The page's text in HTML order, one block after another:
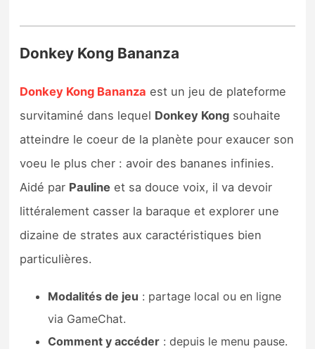
Donkey Kong Bananza
Donkey Kong Bananza est un jeu de plateforme
survitaminé dans lequel Donkey Kong souhaite
atteindre le coeur de la planète pour exaucer son
voeu le plus cher : avoir des bananes infinies.
Aidé par Pauline et sa douce voix, il va devoir
littéralement casser la baraque et explorer une
dizaine de strates aux caractéristiques bien
particulières.
Modalités de jeu : partage local ou en ligne
via GameChat.
Comment y accéder : depuis le menu pause.